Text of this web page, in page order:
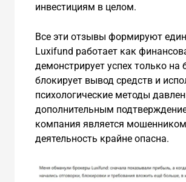
инвестициям в целом.
Все эти отзывы формируют
Luxifund работает как
демонстрирует успех только на
блокирует вывод средств и
психологические методы
дополнительным
компания является
деятельность крайне опасна.